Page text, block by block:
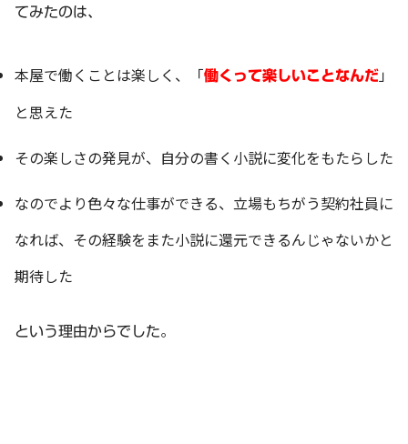
てみたのは、
本屋で働くことは楽しく、「働くって楽しいことなんだ 」
と思えた
その楽しさの発見が、自分の書く小説に変化をもたらした
なのでより色々な仕事ができる、立場もちがう契約社員に
なれば、その経験をまた小説に還元できるんじゃないかと
期待した
という理由からでした。